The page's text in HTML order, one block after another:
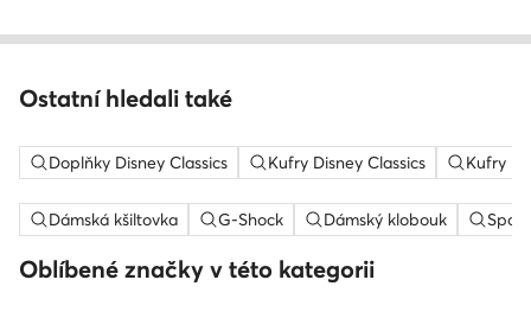
Ostatní hledali také
Doplňky Disney Classics Kufry Disney Classics Kufry
Dámská kšiltovka G-Shock Dámský klobouk
Oblíbené značky v této kategorii